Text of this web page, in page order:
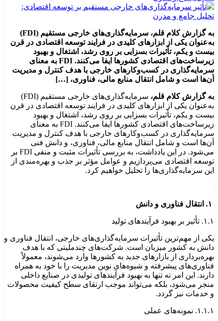
به گزارش کلام قلم، سرمایه‌گذاری‌های خارجی مستقیم (FDI)
به‌عنوان یکی از ابزارهای کلیدی در فرایند توسعه اقتصادی در قرن
بیست و یکم، تأثیرات بسزایی بر روی رشد، اشتغال و بهبود
زیرساخت‌های اقتصادی کشورها ایفا می‌کنند. FDI به معنای
سرمایه‌گذاری در کسب‌وکارهای خارجی با هدف کنترل و مدیریت
آن‌ها است و شامل انتقال منابع مالی، فناوری، […]
به گزارش کلام قلم،
سرمایه‌گذاری‌های خارجی مستقیم (FDI)
به‌عنوان یکی از ابزارهای کلیدی در فرایند توسعه اقتصادی در قرن
بیست و یکم، تأثیرات بسزایی بر روی رشد، اشتغال و بهبود
زیرساخت‌های اقتصادی کشورها ایفا می‌کنند. FDI به معنای
سرمایه‌گذاری در کسب‌وکارهای خارجی با هدف کنترل و مدیریت
آن‌ها است و شامل انتقال منابع مالی، فناوری، و دانش فنی
می‌شود. در این یادداشت، به بررسی تأثیرات مثبت و منفی FDI بر
توسعه اقتصادی می‌پردازیم و عوامل مؤثر بر جذب و بهره‌مندی از
این سرمایه‌گذاری‌ها را تحلیل خواهیم کرد.
۱.۱. تأثیر بر بهبود فرآیندهای تولید
یکی از مهم‌ترین تأثیرات سرمایه‌گذاری‌های خارجی، انتقال فناوری و
دانش به کشور میزبان است. شرکت‌های چندملیتی که با هدف
بهره‌برداری از بازارهای جدید به کشورها وارد می‌شوند، معمولاً
فناوری‌های پیشرفته و شیوه‌های نوین مدیریت را با خود به همراه
دارند. این امر نه تنها به بهبود فرآیندهای تولیدی در صنایع داخلی
منجر می‌شود، بلکه می‌تواند موجب ارتقای سطح کیفیت محصولات
و خدمات نیز گردد.
۱.۱.۱. نمونه‌های عملی